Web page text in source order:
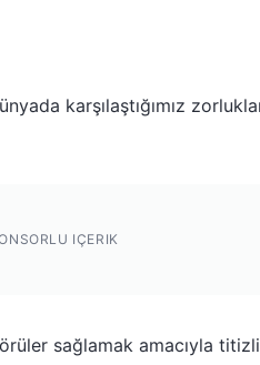
karşılaştığımız
IÇERIK
sağlamak amacıyla